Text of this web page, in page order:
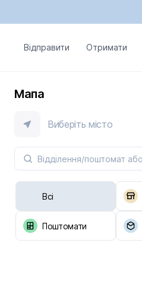
Відправити Отримати
Мапа
Виберіть місто
Всі
Поштомати